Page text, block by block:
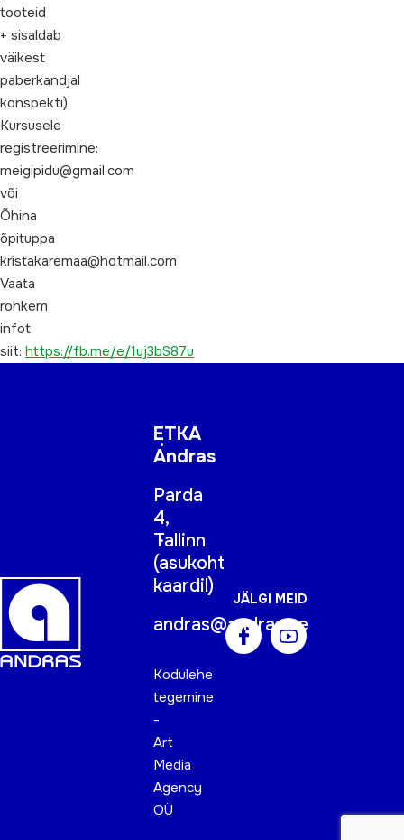
tooteid
+ sisaldab
väikest
paberkandjal
konspekti).
Kursusele
registreerimine:
meigipidu@gmail.com
või
Õhina
õpituppa
kristakaremaa@hotmail.com
Vaata
rohkem
infot
siit: https://fb.me/e/1uj3bS87u
ETKA
Andras
Parda
4,
Tallinn
(asukoht
kaardil)
andras@andras.ee
Kodulehe
tegemine
-
Art
Media
Agency
OÜ
JÄLGI MEID